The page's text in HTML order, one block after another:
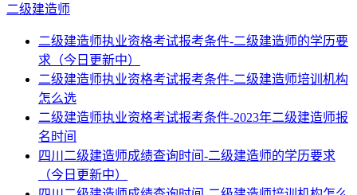
二级建造师
二级建造师执业资格考试报考条件-二级建造师的学历要
求（今日更新中）
二级建造师执业资格考试报考条件-二级建造师培训机构
怎么选
二级建造师执业资格考试报考条件-2023年二级建造师报
名时间
四川二级建造师成绩查询时间-二级建造师的学历要求
（今日更新中）